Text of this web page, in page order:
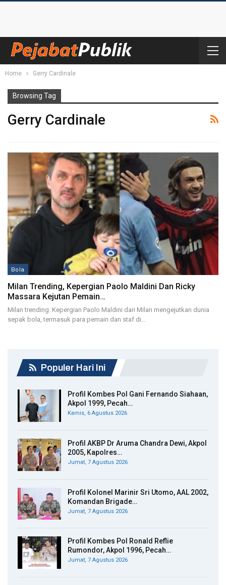
Home Gerry Cardinale
Browsing Tag
Gerry Cardinale
Bola
Milan Trending, Kepergian Paolo Maldini Dan Ricky
Massara Kejutan Pemain…
Milan trending. Kepergian Paolo Maldini dari Milan mengejutkan dunia
sepak bola, termasuk para pemain dan staf di…
Populer Hari Ini
Profil Kombes Pol Gani Fernando Siahaan,
Akpol 1999, Pecah…
Kamis, 6 Agustus 2026
Profil AKBP Dr Aruma Chandra Dewi, Akpol
2005, Kapolres…
Jumat, 7 Agustus 2026
Profil Kolonel Marinir Sri Utomo, AAL 2002,
Komandan Brigade…
Jumat, 7 Agustus 2026
Profil Kombes Pol Ronald Reflie
Rumondor, Akpol 1996, Pecah…
Jumat, 7 Agustus 2026